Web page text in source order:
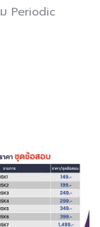
Periodic